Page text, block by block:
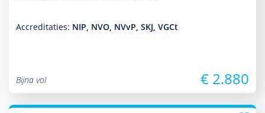
Accreditaties: NIP, NVO, NVvP, SKJ, VGCt
Bijna vol € 2.880